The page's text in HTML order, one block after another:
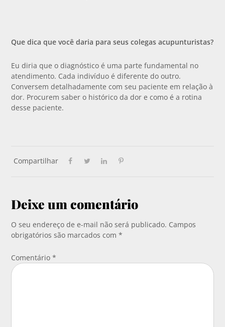
Que dica que você daria para seus colegas acupunturistas?
Eu diria que o diagnóstico é uma parte fundamental no
atendimento. Cada indivíduo é diferente do outro.
Conversem detalhadamente com seu paciente em relação à
dor. Procurem saber o histórico da dor e como é a rotina
desse paciente.
Compartilhar
Deixe um comentário
O seu endereço de e-mail não será publicado. Campos
obrigatórios são marcados com*
Comentário*